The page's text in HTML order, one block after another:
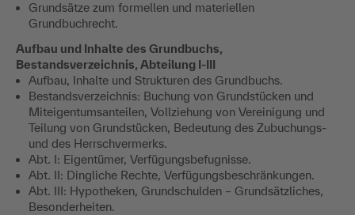
Grundsätze zum formellen und materiellen
Grundbuchrecht.
Aufbau und Inhalte des Grundbuchs,
Bestandsverzeichnis, Abteilung I-III
Aufbau, Inhalte und Strukturen des Grundbuchs.
Bestandsverzeichnis: Buchung von Grundstücken und
Miteigentumsanteilen, Vollziehung von Vereinigung und
Teilung von Grundstücken, Bedeutung des Zubuchungs-
und des Herrschvermerks.
Abt. I: Eigentümer, Verfügungsbefugnisse.
Abt. II: Dingliche Rechte, Verfügungsbeschränkungen.
Abt. III: Hypotheken, Grundschulden – Grundsätzliches,
Besonderheiten.